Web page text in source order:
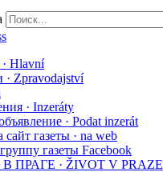
· Hlavní
· Zpravodajství
· Inzeráty
· Podat inzerát
сайт газеты · na web
газеты Facebook
ПРАГЕ · ŽIVOT V PRAZE